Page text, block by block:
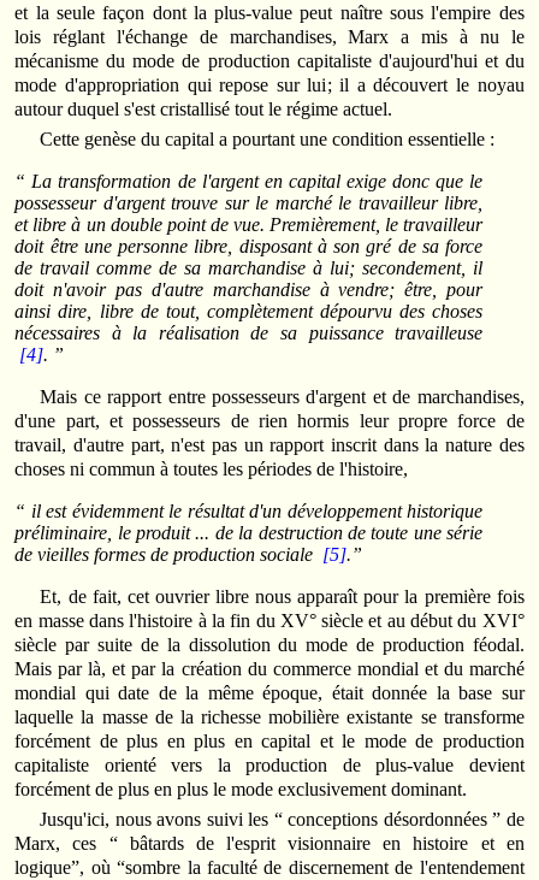
et la seule façon dont la plus-value peut naître sous l'empire des
lois réglant l'échange de marchandises, Marx a mis à nu le
mécanisme du mode de production capitaliste d'aujourd'hui et du
mode d'appropriation qui repose sur lui; il a découvert le noyau
autour duquel s'est cristallisé tout le régime actuel.
Cette genèse du capital a pourtant une condition essentielle :
“ La transformation de l'argent en capital exige donc que le
possesseur d'argent trouve sur le marché le travailleur libre,
et libre à un double point de vue. Premièrement, le travailleur
doit être une personne libre, disposant à son gré de sa force
de travail comme de sa marchandise à lui; secondement, il
doit n'avoir pas d'autre marchandise à vendre; être, pour
ainsi dire, libre de tout, complètement dépourvu des choses
nécessaires à la réalisation de sa puissance travailleuse
[4]. ”
Mais ce rapport entre possesseurs d'argent et de marchandises,
d'une part, et possesseurs de rien hormis leur propre force de
travail, d'autre part, n'est pas un rapport inscrit dans la nature des
choses ni commun à toutes les périodes de l'histoire,
“ il est évidemment le résultat d'un développement historique
préliminaire, le produit ... de la destruction de toute une série
de vieilles formes de production sociale [5].”
Et, de fait, cet ouvrier libre nous apparaît pour la première fois
en masse dans l'histoire à la fin du XV° siècle et au début du XVI°
siècle par suite de la dissolution du mode de production féodal.
Mais par là, et par la création du commerce mondial et du marché
mondial qui date de la même époque, était donnée la base sur
laquelle la masse de la richesse mobilière existante se transforme
forcément de plus en plus en capital et le mode de production
capitaliste orienté vers la production de plus-value devient
forcément de plus en plus le mode exclusivement dominant.
Jusqu'ici, nous avons suivi les “ conceptions désordonnées ” de
Marx, ces “ bâtards de l'esprit visionnaire en histoire et en
logique”, où “sombre la faculté de discernement de l'entendement